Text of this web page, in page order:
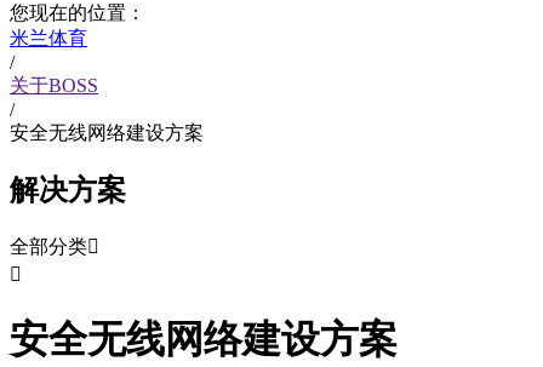
您现在的位置：
米兰体育
/
关于BOSS
/
安全无线网络建设方案
解决方案
全部分类

安全无线网络建设方案